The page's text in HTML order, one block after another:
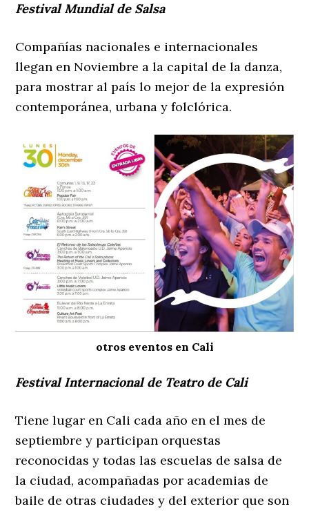
Festival Mundial de Salsa
Compañías nacionales e internacionales
llegan en Noviembre a la capital de la danza,
para mostrar al país lo mejor de la expresión
contemporánea, urbana y folclórica.
otros eventos en Cali
Festival Internacional de Teatro de Cali
Tiene lugar en Cali cada año en el mes de
septiembre y participan orquestas
reconocidas y todas las escuelas de salsa de
la ciudad, acompañadas por academias de
baile de otras ciudades y del exterior que son